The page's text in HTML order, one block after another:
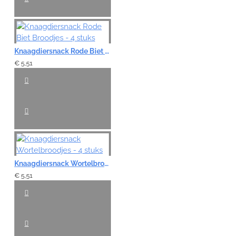
Knaagdiersnack Rode Biet Broodjes - 4 stuks
€ 5,51
Knaagdiersnack Wortelbroodjes - 4 stuks
€ 5,51